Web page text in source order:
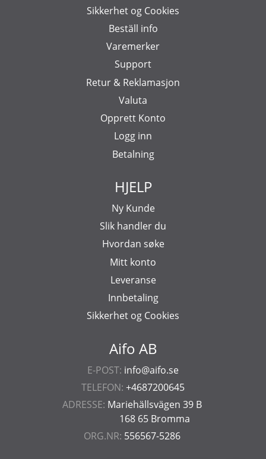
Aifo AB
E-POST: info@aifo.se
TELEFON: +4687200645
ADRESSE: Mariehällsvägen 39 B
168 65 Bromma
ORG.NR: 556567-5286
Sikkerhet og Cookies
Beställ info
Varemerker
Support
Retur & Reklamasjon
Valuta
Opprett Konto
Logg inn
Betalning
HJELP
Ny Kunde
Slik handler du
Hvordan søke
Mitt konto
Leveranse
Innbetaling
Sikkerhet og Cookies